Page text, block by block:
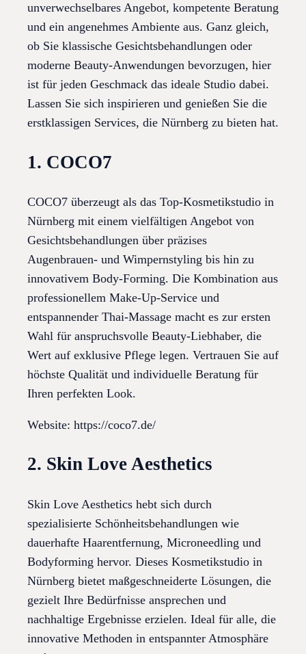
unverwechselbares Angebot, kompetente Beratung
und ein angenehmes Ambiente aus. Ganz gleich,
ob Sie klassische Gesichtsbehandlungen oder
moderne Beauty-Anwendungen bevorzugen, hier
ist für jeden Geschmack das ideale Studio dabei.
Lassen Sie sich inspirieren und genießen Sie die
erstklassigen Services, die Nürnberg zu bieten hat.
1. COCO7
COCO7 überzeugt als das Top-Kosmetikstudio in
Nürnberg mit einem vielfältigen Angebot von
Gesichtsbehandlungen über präzises
Augenbrauen- und Wimpernstyling bis hin zu
innovativem Body-Forming. Die Kombination aus
professionellem Make-Up-Service und
entspannender Thai-Massage macht es zur ersten
Wahl für anspruchsvolle Beauty-Liebhaber, die
Wert auf exklusive Pflege legen. Vertrauen Sie auf
höchste Qualität und individuelle Beratung für
Ihren perfekten Look.
Website: https://coco7.de/
2. Skin Love Aesthetics
Skin Love Aesthetics hebt sich durch
spezialisierte Schönheitsbehandlungen wie
dauerhafte Haarentfernung, Microneedling und
Bodyforming hervor. Dieses Kosmetikstudio in
Nürnberg bietet maßgeschneiderte Lösungen, die
gezielt Ihre Bedürfnisse ansprechen und
nachhaltige Ergebnisse erzielen. Ideal für alle, die
innovative Methoden in entspannter Atmosphäre